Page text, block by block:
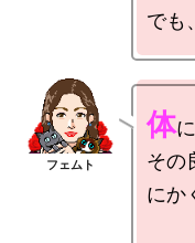
体
その
にか